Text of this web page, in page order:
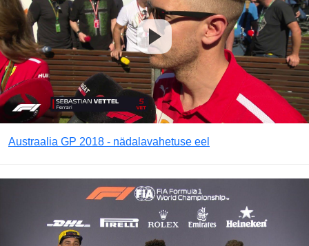
Austraalia GP 2018 - nädalavahetuse eel